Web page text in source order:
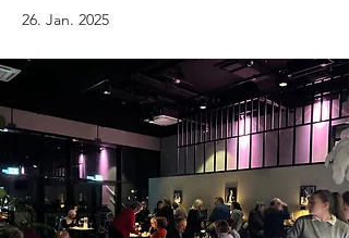
26. Jan. 2025